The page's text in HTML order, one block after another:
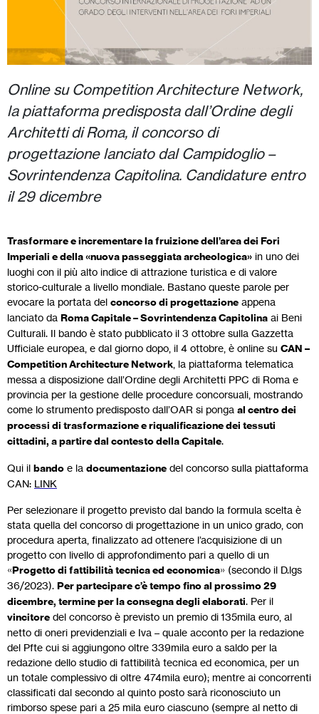
Online su Competition Architecture Network,
la piattaforma predisposta dall’Ordine degli
Architetti di Roma, il concorso di
progettazione lanciato dal Campidoglio –
Sovrintendenza Capitolina. Candidature entro
il 29 dicembre
Trasformare e incrementare la fruizione dell’area dei Fori
Imperiali e della «nuova passeggiata archeologica» in uno dei
luoghi con il più alto indice di attrazione turistica e di valore
storico-culturale a livello mondiale. Bastano queste parole per
evocare la portata del concorso di progettazione appena
lanciato da Roma Capitale – Sovrintendenza Capitolina ai Beni
Culturali. Il bando è stato pubblicato il 3 ottobre sulla Gazzetta
Ufficiale europea, e dal giorno dopo, il 4 ottobre, è online su CAN –
Competition Architecture Network , la piattaforma telematica
messa a disposizione dall’Ordine degli Architetti PPC di Roma e
provincia per la gestione delle procedure concorsuali, mostrando
come lo strumento predisposto dall’OAR si ponga al centro dei
processi di trasformazione e riqualificazione dei tessuti
cittadini, a partire dal contesto della Capitale.
Qui il bando e la documentazione del concorso sulla piattaforma
CAN: LINK
Per selezionare il progetto previsto dal bando la formula scelta è
stata quella del concorso di progettazione in un unico grado, con
procedura aperta, finalizzato ad ottenere l’acquisizione di un
progetto con livello di approfondimento pari a quello di un
«Progetto di fattibilità tecnica ed economica» (secondo il D.lgs
36/2023). Per partecipare c’è tempo fino al prossimo 29
dicembre, termine per la consegna degli elaborati. Per il
vincitore del concorso è previsto un premio di 135mila euro, al
netto di oneri previdenziali e Iva – quale acconto per la redazione
del Pfte cui si aggiungono oltre 339mila euro a saldo per la
redazione dello studio di fattibilità tecnica ed economica, per un
un totale complessivo di oltre 474mila euro); mentre ai concorrenti
classificati dal secondo al quinto posto sarà riconosciuto un
rimborso spese pari a 25 mila euro ciascuno (sempre al netto di